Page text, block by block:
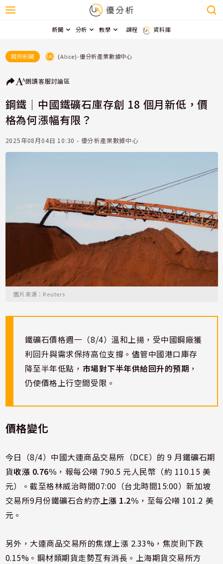
新聞 分析 教學 課程 資料庫
國際新聞 (Alice)-優分析產業數據中心
朗讀客服討論區
鋼鐵｜中國鐵礦石庫存創 18 個月新低，價
格為何漲幅有限？
2025年08月04日 10:30 - 優分析產業數據中心
圖片來源：Reuters
鐵礦石價格週一（8/4）溫和上揚，受中國鋼廠獲
利回升與需求保持高位支撐。儘管中國港口庫存
降至半年低點， 市場對下半年供給回升的預期 ，
仍使價格上行空間受限。
價格變化
今日（8/4）中國大連商品交易所（DCE）的 9 月鐵礦石期
貨收漲 0.76% ，報每公噸 790.5 元人民幣（約 110.15 美
元）。截至格林威治時間07:00（台北時間15:00）新加坡
交易所9月份鐵礦石合約亦上漲 1.2% ，至每公噸 101.2 美
元。
另外，大連商品交易所的焦煤上漲 2.33%，焦炭則下跌
0.15%。鋼材類期貨走勢互有消長。上海期貨交易所方